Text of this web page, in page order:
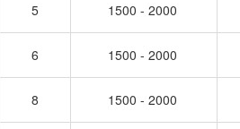
5 1500 - 2000
6 1500 - 2000
8 1500 - 2000